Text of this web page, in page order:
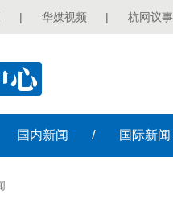
| 华媒视频 | 杭网议
国内新闻 / 国际新闻